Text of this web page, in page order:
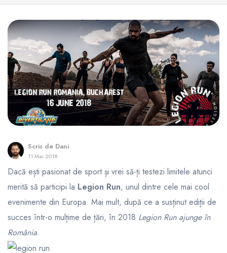
Scris de Dani
11 Mai 2018
Dacă ești pasionat de sport și vrei să-ți testezi limitele atunci
merită să participi la Legion Run, unul dintre cele mai cool
evenimente din Europa. Mai mult, după ce a susținut ediții de
succes într-o mulțime de țări, în 2018 Legion Run ajunge în
România.